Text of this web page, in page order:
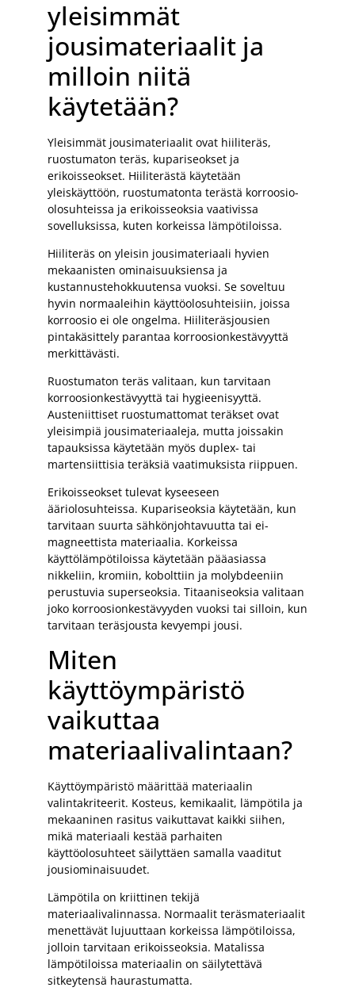
yleisimmät
jousimateriaalit ja
milloin niitä
käytetään?
Yleisimmät jousimateriaalit ovat hiiliteräs,
ruostumaton teräs, kupariseokset ja
erikoisseokset. Hiiliterästä käytetään
yleiskäyttöön, ruostumatonta terästä korroosio-
olosuhteissa ja erikoisseoksia vaativissa
sovelluksissa, kuten korkeissa lämpötiloissa.
Hiiliteräs on yleisin jousimateriaali hyvien
mekaanisten ominaisuuksiensa ja
kustannustehokkuutensa vuoksi. Se soveltuu
hyvin normaaleihin käyttöolosuhteisiin, joissa
korroosio ei ole ongelma. Hiiliteräsjousien
pintakäsittely parantaa korroosionkestävyyttä
merkittävästi.
Ruostumaton teräs valitaan, kun tarvitaan
korroosionkestävyyttä tai hygieenisyyttä.
Austeniittiset ruostumattomat teräkset ovat
yleisimpiä jousimateriaaleja, mutta joissakin
tapauksissa käytetään myös duplex- tai
martensiittisia teräksiä vaatimuksista riippuen.
Erikoisseokset tulevat kyseeseen
ääriolosuhteissa. Kupariseoksia käytetään, kun
tarvitaan suurta sähkönjohtavuutta tai ei-
magneettista materiaalia. Korkeissa
käyttölämpötiloissa käytetään pääasiassa
nikkeliin, kromiin, kobolttiin ja molybdeeniin
perustuvia superseoksia. Titaaniseoksia valitaan
joko korroosionkestävyyden vuoksi tai silloin, kun
tarvitaan teräsjousta kevyempi jousi.
Miten
käyttöympäristö
vaikuttaa
materiaalivalintaan?
Käyttöympäristö määrittää materiaalin
valintakriteerit. Kosteus, kemikaalit, lämpötila ja
mekaaninen rasitus vaikuttavat kaikki siihen,
mikä materiaali kestää parhaiten
käyttöolosuhteet säilyttäen samalla vaaditut
jousiominaisuudet.
Lämpötila on kriittinen tekijä
materiaalivalinnassa. Normaalit teräsmateriaalit
menettävät lujuuttaan korkeissa lämpötiloissa,
jolloin tarvitaan erikoisseoksia. Matalissa
lämpötiloissa materiaalin on säilytettävä
sitkeytensä haurastumatta.